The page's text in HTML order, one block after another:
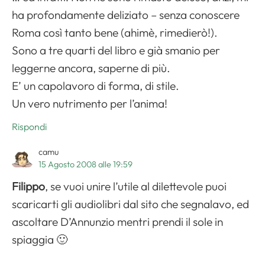
ha profondamente deliziato – senza conoscere
Roma così tanto bene (ahimè, rimedierò!).
Sono a tre quarti del libro e già smanio per
leggerne ancora, saperne di più.
E’ un capolavoro di forma, di stile.
Un vero nutrimento per l’anima!
Rispondi
camu
15 Agosto 2008 alle 19:59
Filippo, se vuoi unire l’utile al dilettevole puoi
scaricarti gli audiolibri dal sito che segnalavo, ed
ascoltare D’Annunzio mentri prendi il sole in
spiaggia 🙂
Apri il menu di navigazione